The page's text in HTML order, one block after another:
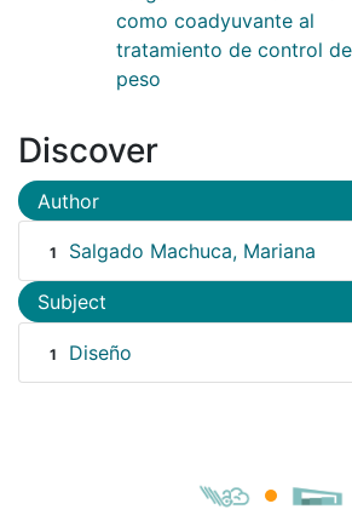
como coadyuvante al
tratamiento de control de
peso
Discover
Author
1 Salgado Machuca, Mariana
Subject
1 Diseño